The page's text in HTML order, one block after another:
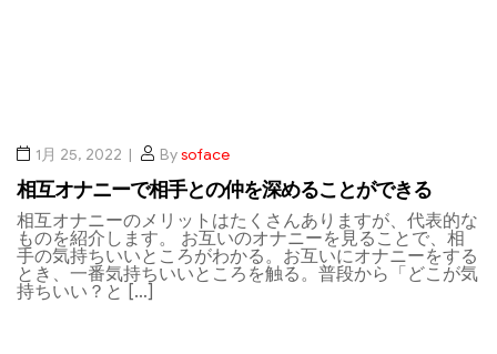
1月 25, 2022 Bysoface
相互オナニーで相手との仲を深めることができる
相互オナニーのメリットはたくさんありますが、代表的な
ものを紹介します。 お互いのオナニーを見ることで、相
手の気持ちいいところがわかる。お互いにオナニーをする
とき、一番気持ちいいところを触る。普段から「どこが気
持ちいい？と […]